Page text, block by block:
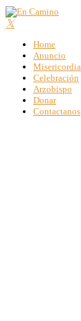
Home
Anuncio
Misericordia
Celebración
Arzobispo
Donar
Contactanos